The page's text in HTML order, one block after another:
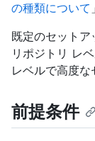
の種類について
既定のセットア
リポジトリ レ
レベルで高度な
前提条件